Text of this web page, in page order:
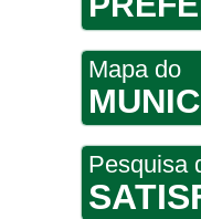
Mapa do
Pesquisa